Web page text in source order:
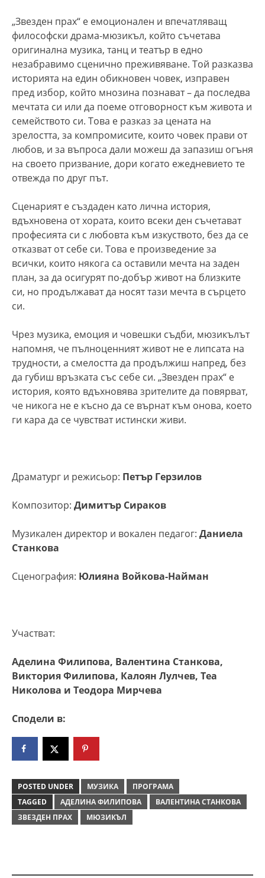
„Звезден прах“ е емоционален и впечатляващ
философски драма-мюзикъл, който съчетава
оригинална музика, танц и театър в едно
незабравимо сценично преживяване. Той разказва
историята на един обикновен човек, изправен
пред избор, който мнозина познават – да последва
мечтата си или да поеме отговорност към живота и
семейството си. Това е разказ за цената на
зрелостта, за компромисите, които човек прави от
любов, и за въпроса дали можеш да запазиш огъня
на своето призвание, дори когато ежедневието те
отвежда по друг път.
Сценарият е създаден като лична история,
вдъхновена от хората, които всеки ден съчетават
професията си с любовта към изкуството, без да се
отказват от себе си. Това е произведение за
всички, които някога са оставили мечта на заден
план, за да осигурят по-добър живот на близките
си, но продължават да носят тази мечта в сърцето
си.
Чрез музика, емоция и човешки съдби, мюзикълът
напомня, че пълноценният живот не е липсата на
трудности, а смелостта да продължиш напред, без
да губиш връзката със себе си. „Звезден прах“ е
история, която вдъхновява зрителите да повярват,
че никога не е късно да се върнат към онова, което
ги кара да се чувстват истински живи.
Драматург и режисьор: Петър Герзилов
Композитор: Димитър Сираков
Музикален директор и вокален педагог: Даниела
Станкова
Сценография: Юлияна Войкова-Найман
Участват:
Аделина Филипова, Валентина Станкова,
Виктория Филипова, Калоян Лулчев, Теа
Николова и Теодора Мирчева
Сподели в:
POSTED UNDER МУЗИКА
ПРОГРАМА
TAGGED
АДЕЛИНА ФИЛИПОВА
ВАЛЕНТИНА СТАНКОВА
ЗВЕЗДЕН ПРАХ
МЮЗИКЪЛ